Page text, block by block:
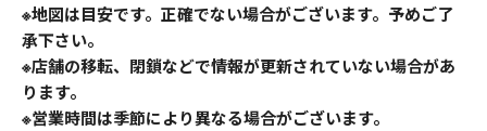
※地図は目安です。正確でない場合がございます。予めご了
承下さい。
※店舗の移転、閉鎖などで情報が更新されていない場合があ
ります。
※営業時間は季節により異なる場合がございます。